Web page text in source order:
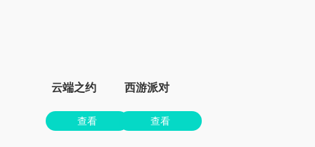
云端之约
查看
西游派对
查看